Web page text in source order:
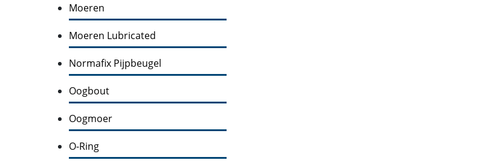
Moeren
Moeren Lubricated
Normafix Pijpbeugel
Oogbout
Oogmoer
O-Ring